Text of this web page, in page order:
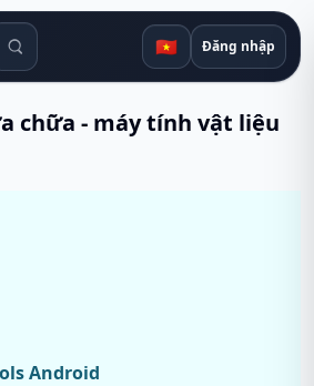
cụ tìm kiếm 🇻🇳 Đăng nhập
chữa - máy tính vật liệu
Android